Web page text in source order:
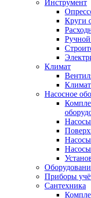
Инструмент
Круги
Климат
Насосное
Приборы
Сантехника